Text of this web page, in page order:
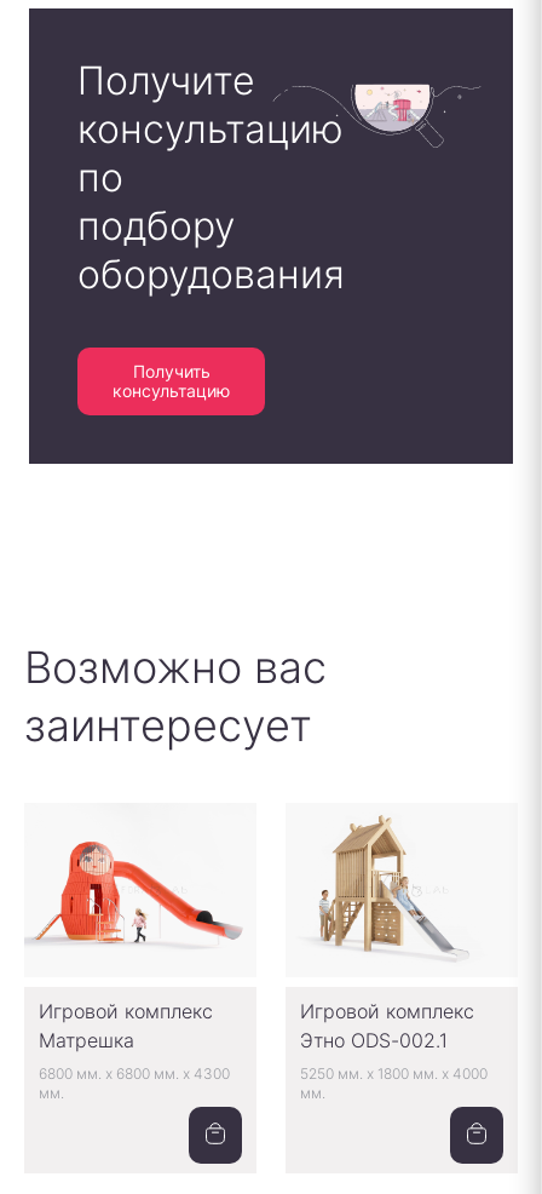
Получите
консультацию
по
подбору
оборудования
Получить
консультацию
Возможно вас
заинтересует
Игровой комплекс
Матрешка
6800 мм. x 6800 мм. x 4300
мм.
Игровой комплекс
Этно ODS-002.1
5250 мм. x 1800 мм. x 4000
мм.